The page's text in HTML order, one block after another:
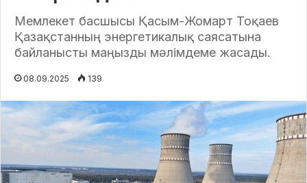
Мемлекет басшысы Қасым-Жомарт Тоқаев
Қазақстанның энергетикалық саясатына
байланысты маңызды мәлімдеме жасады.
08.09.2025 139